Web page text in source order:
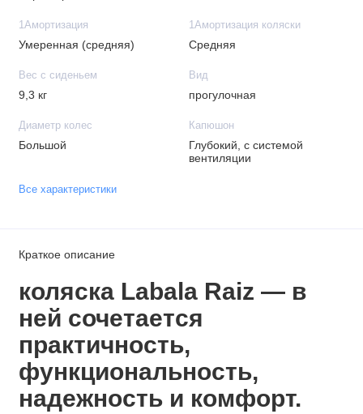
1Амортизация
Умеренная (средняя)
1Амортизация коляски
Средняя
Вес с сиденьем
9,3 кг
Вид
прогулочная
Диаметр колес
Большой
Капюшон
Глубокий, с системой
вентиляции
Все характеристики
Краткое описание
коляска Labala Raiz — в
ней сочетается
практичность,
функциональность,
надежность и комфорт.